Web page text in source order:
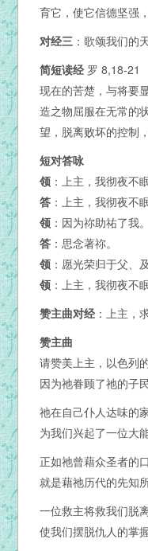
育它，使它信德坚强
对经三：歌颂我们的
简短读经罗 8,18-21
现在的苦楚，与将要
造之物屈服在无常的
望，脱离败坏的控制
短对答咏
领：上主，我彻夜不
答：上主，我彻夜不
领：因为祢助祐了我。
答：思念著祢。
领：愿光荣归于父、
领：上主，我彻夜不
赞主曲对经：上主，
赞主曲
请赞美上主，以色列
因为祂眷顾了祂的子
祂在自己仆人达味的
为我们兴起了一位大
正如祂曾藉众圣者的
就是藉祂历代的先知
一位救主将救我们脱
使我们摆脱仇人的掌握